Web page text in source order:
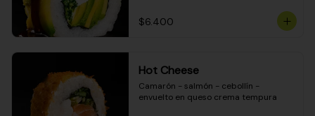
$6.400
Hot Cheese
Camarón - salmón - cebollín -
envuelto en queso crema tempura